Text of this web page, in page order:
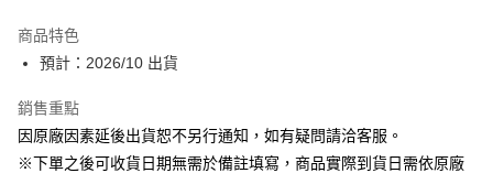
運送方式
預購-全家取貨付款(舊)
每筆NT$90，滿NT$3,000(含以上)免運費
商品特色
預計：2026/10 出貨
銷售重點
因原廠因素延後出貨恕不另行通知，如有疑問請洽客服。
※下單之後可收貨日期無需於備註填寫，商品實際到貨日需依原廠